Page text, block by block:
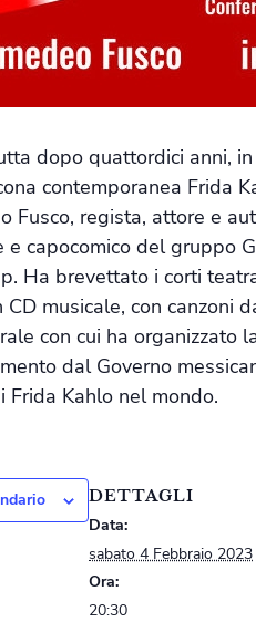
dopo quattordici anni,
contemporanea Frida
Fusco, regista, attore e
capocomico del gruppo
Ha brevettato i corti
musicale, con canzoni
con cui ha organizzato
dal Governo
Frida Kahlo nel mondo.
DETTAGLI
Data:
sabato 4 Febbraio 2023
Ora:
20:30